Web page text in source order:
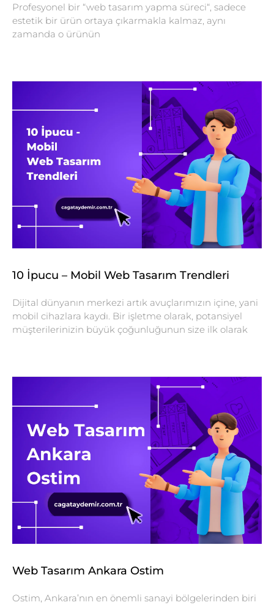
Profesyonel bir “web tasarım yapma süreci“, sadece
estetik bir ürün ortaya çıkarmakla kalmaz, aynı
zamanda o ürünün
10 İpucu – Mobil Web Tasarım Trendleri
Dijital dünyanın merkezi artık avuçlarımızın içine, yani
mobil cihazlara kaydı. Bir işletme olarak, potansiyel
müşterilerinizin büyük çoğunluğunun size ilk olarak
Web Tasarım Ankara Ostim
Ostim, Ankara’nın en önemli sanayi bölgelerinden biri